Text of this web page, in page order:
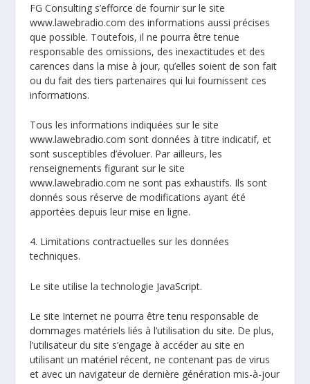
FG Consulting s’efforce de fournir sur le site
www.lawebradio.com des informations aussi précises
que possible. Toutefois, il ne pourra être tenue
responsable des omissions, des inexactitudes et des
carences dans la mise à jour, qu’elles soient de son fait
ou du fait des tiers partenaires qui lui fournissent ces
informations.
Tous les informations indiquées sur le site
www.lawebradio.com sont données à titre indicatif, et
sont susceptibles d’évoluer. Par ailleurs, les
renseignements figurant sur le site
www.lawebradio.com ne sont pas exhaustifs. Ils sont
donnés sous réserve de modifications ayant été
apportées depuis leur mise en ligne.
4. Limitations contractuelles sur les données
techniques.
Le site utilise la technologie JavaScript.
Le site Internet ne pourra être tenu responsable de
dommages matériels liés à l’utilisation du site. De plus,
l’utilisateur du site s’engage à accéder au site en
utilisant un matériel récent, ne contenant pas de virus
et avec un navigateur de dernière génération mis-à-jour